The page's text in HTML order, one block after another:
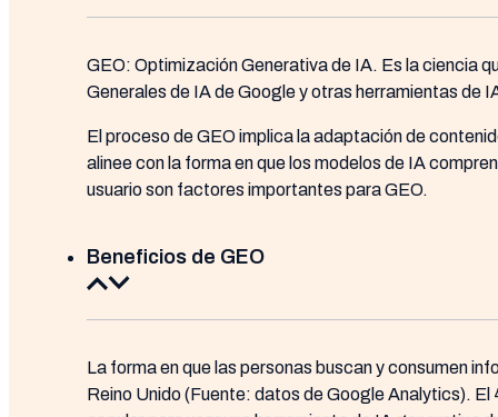
GEO: Optimización Generativa de IA. Es la ciencia
Generales de IA de Google y otras herramientas de
El proceso de GEO implica la adaptación de
alinee con la forma en que los modelos de IA
usuario son factores importantes para GEO.
Beneficios de GEO
La forma en que las personas buscan y consumen
Reino Unido (Fuente: datos de Google Analytics).